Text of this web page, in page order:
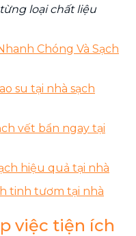
loại chất liệu
Chóng Và Sạch
su tại nhà sạch
vết bẩn ngay tại
hiệu quả tại nhà
tinh tươm tại nhà
việc tiện ích